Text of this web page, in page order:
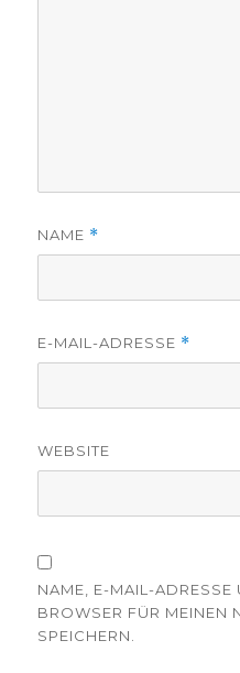
NAME *
E-MAIL-ADRESSE *
WEBSITE
NAME, E-MAIL-ADRESSE
BROWSER FÜR MEINEN
SPEICHERN.